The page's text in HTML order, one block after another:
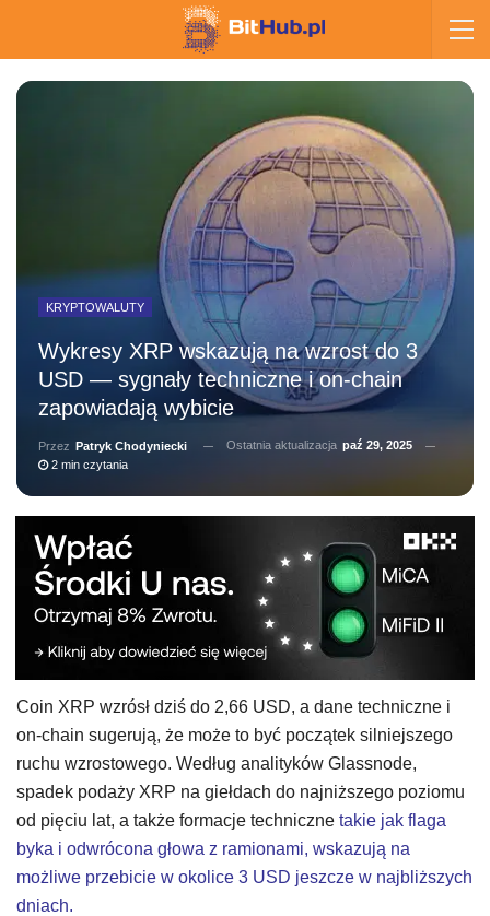
KRYPTOWALUTY
Wykresy XRP wskazują na wzrost do 3
USD — sygnały techniczne i on-chain
zapowiadają wybicie
Przez Patryk Chodyniecki Ostatnia aktualizacja paź 29, 2025
2 min czytania
Coin XRP wzrósł dziś do 2,66 USD, a dane techniczne i
on-chain sugerują, że może to być początek silniejszego
ruchu wzrostowego. Według analityków Glassnode,
spadek podaży XRP na giełdach do najniższego poziomu
od pięciu lat, a także formacje techniczne takie jak flaga
byka i odwrócona głowa z ramionami, wskazują na
możliwe przebicie w okolice 3 USD jeszcze w najbliższych
dniach.